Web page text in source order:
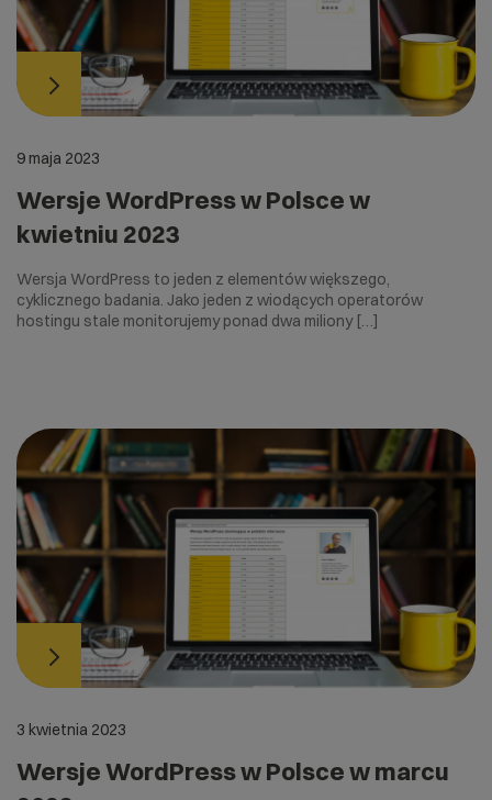
9 maja 2023
Wersje WordPress w Polsce w
kwietniu 2023
Wersja WordPress to jeden z elementów większego,
cyklicznego badania. Jako jeden z wiodących operatorów
hostingu stale monitorujemy ponad dwa miliony […]
3 kwietnia 2023
Wersje WordPress w Polsce w marcu